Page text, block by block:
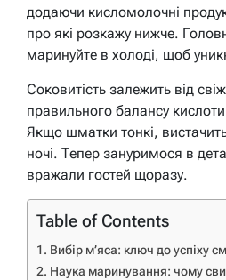
додаючи кисломолочні
про які розкажу нижче.
маринуйте в холоді, щоб
Соковитість залежить від
правильного балансу кислоти
Якщо шматки тонкі,
ночі. Тепер зануримося в
вражали гостей щоразу.
Table of Contents
Вибір м’яса: ключ до успіху
Наука маринування: чому